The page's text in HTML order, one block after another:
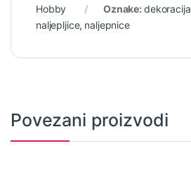
Hobby
Oznake: dekoracija
naljepljice, naljepnice
Povezani proizvodi